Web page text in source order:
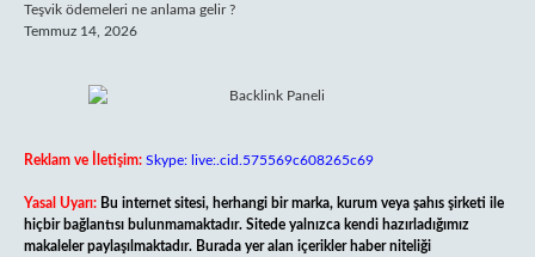
Teşvik ödemeleri ne anlama gelir ?
Temmuz 14, 2026
Reklam ve İletişim: Skype: live:.cid.575569c608265c69
Yasal Uyarı: Bu internet sitesi, herhangi bir marka, kurum veya şahıs şirketi ile
hiçbir bağlantısı bulunmamaktadır. Sitede yalnızca kendi hazırladığımız
makaleler paylaşılmaktadır. Burada yer alan içerikler haber niteliği